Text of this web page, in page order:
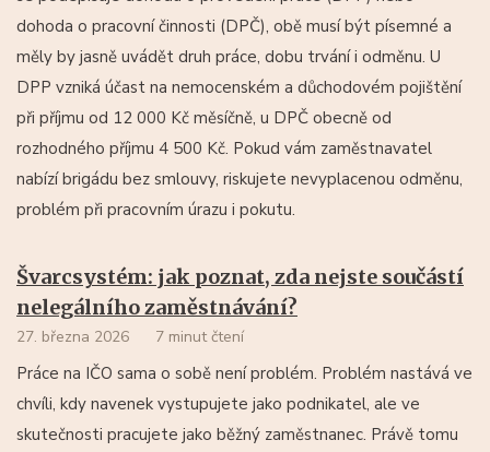
dohoda o pracovní činnosti (DPČ), obě musí být písemné a
měly by jasně uvádět druh práce, dobu trvání i odměnu. U
DPP vzniká účast na nemocenském a důchodovém pojištění
při příjmu od 12 000 Kč měsíčně, u DPČ obecně od
rozhodného příjmu 4 500 Kč. Pokud vám zaměstnavatel
nabízí brigádu bez smlouvy, riskujete nevyplacenou odměnu,
problém při pracovním úrazu i pokutu.
Švarcsystém: jak poznat, zda nejste součástí
nelegálního zaměstnávání?
27. března 2026 7 minut čtení
Práce na IČO sama o sobě není problém. Problém nastává ve
chvíli, kdy navenek vystupujete jako podnikatel, ale ve
skutečnosti pracujete jako běžný zaměstnanec. Právě tomu